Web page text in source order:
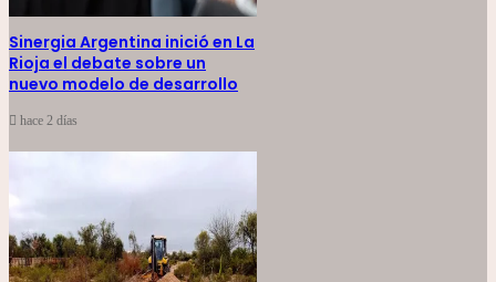
Sinergia Argentina inició en La
Rioja el debate sobre un
nuevo modelo de desarrollo
hace 2 días